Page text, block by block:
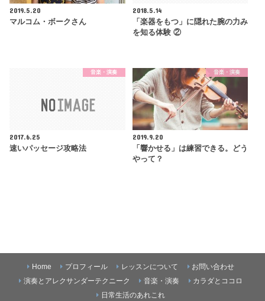
2019.5.20
マルコム・ボークさん
2018.5.14
「楽器をもつ」に隠れた腕の力み
を知る体験 ②
音楽・演奏
2017.6.25
速いパッセージ攻略法
音楽・演奏
2019.9.20
「響かせる」は練習できる。どう
やって？
Home プロフィール レッスンについて
お問い合わせ
演奏とアレクサンダーテクニーク
音楽・演奏
カラダとココロ
日常生活のあれこれ